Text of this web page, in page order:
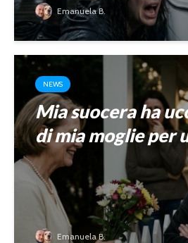
Emanuela B.
NEWS
Mia suocera ha
di mia moglie per
Emanuela B.